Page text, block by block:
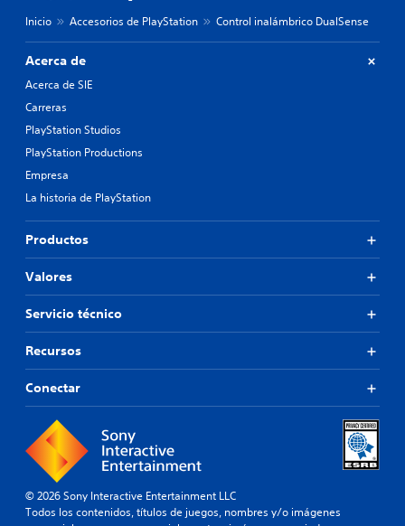
Inicio Accesorios de PlayStation Control inalámbrico DualSense
Acerca de
Acerca de SIE
Carreras
PlayStation Studios
PlayStation Productions
Empresa
La historia de PlayStation
Productos
Valores
Servicio técnico
Recursos
Conectar
© 2026 Sony Interactive Entertainment LLC
Todos los contenidos, títulos de juegos, nombres y/o imágenes